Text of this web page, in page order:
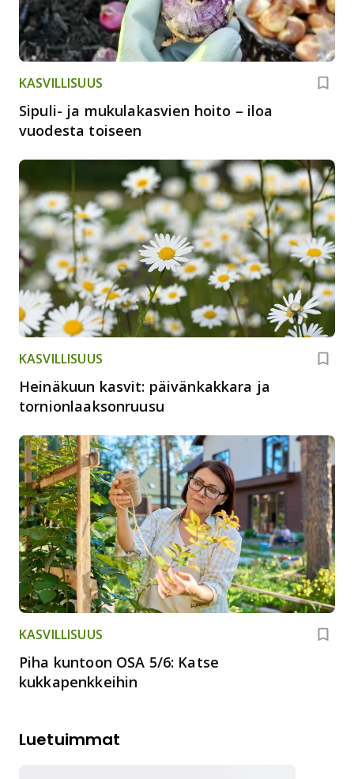
KASVILLISUUS
Sipuli- ja mukulakasvien hoito – iloa
vuodesta toiseen
KASVILLISUUS
Heinäkuun kasvit: päivänkakkara ja
tornionlaaksonruusu
KASVILLISUUS
Piha kuntoon OSA 5/6: Katse
kukkapenkkeihin
Luetuimmat